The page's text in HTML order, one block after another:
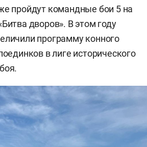
пройдут командные бои 5 на
дворов». В этом году
программу конного
в лиге исторического